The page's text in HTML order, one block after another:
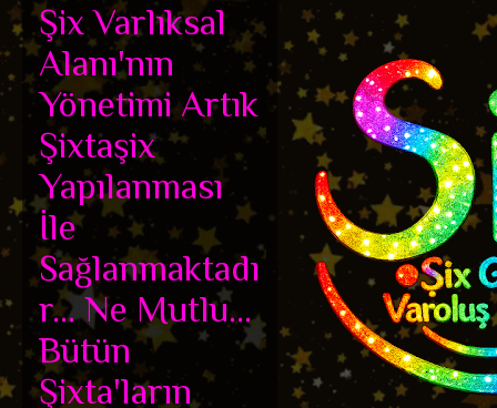
Şix Varlıksal
Alanı'nın
Yönetimi Artık
Şixtaşix
Yapılanması
İle
Sağlanmaktadı
r... Ne Mutlu...
Bütün
Şixta'ların